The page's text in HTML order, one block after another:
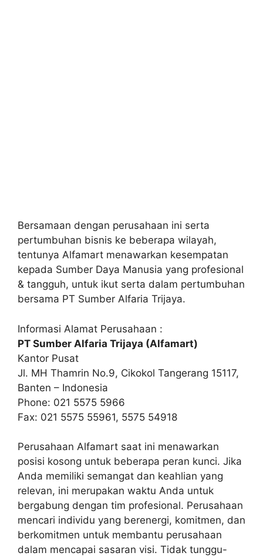
Bersamaan dengan perusahaan ini serta
pertumbuhan bisnis ke beberapa wilayah,
tentunya Alfamart menawarkan kesempatan
kepada Sumber Daya Manusia yang profesional
& tangguh, untuk ikut serta dalam pertumbuhan
bersama PT Sumber Alfaria Trijaya.
Informasi Alamat Perusahaan :
PT Sumber Alfaria Trijaya (Alfamart)
Kantor Pusat
Jl. MH Thamrin No.9, Cikokol Tangerang 15117,
Banten – Indonesia
Phone: 021 5575 5966
Fax: 021 5575 55961, 5575 54918
Perusahaan Alfamart saat ini menawarkan
posisi kosong untuk beberapa peran kunci. Jika
Anda memiliki semangat dan keahlian yang
relevan, ini merupakan waktu Anda untuk
bergabung dengan tim profesional. Perusahaan
mencari individu yang berenergi, komitmen, dan
berkomitmen untuk membantu perusahaan
dalam mencapai sasaran visi. Tidak tunggu-